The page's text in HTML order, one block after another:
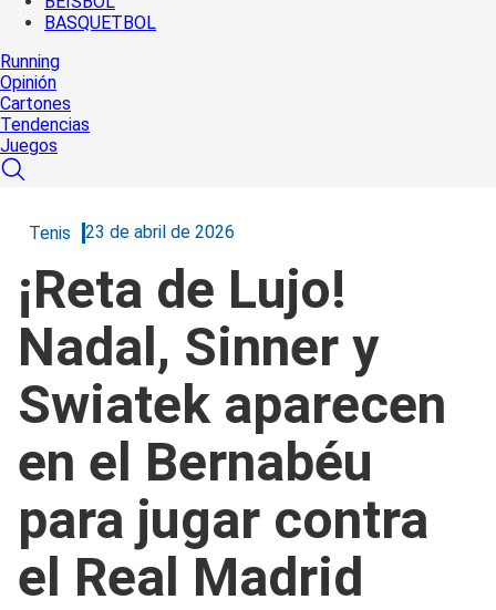
BASQUETBOL
Running
Opinión
Cartones
Tendencias
Juegos
Tenis 23 de abril de 2026
¡Reta de Lujo!
Nadal, Sinner y
Swiatek aparecen
en el Bernabéu
para jugar contra
el Real Madrid